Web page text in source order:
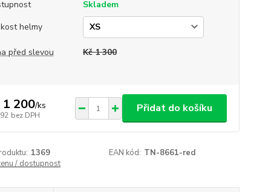
Skladem
helmy
před slevou Kč 1 300
1 200/ks
bez DPH
Přidat do košíku
1369 EAN kód: TN-8661-red
/ dostupnost